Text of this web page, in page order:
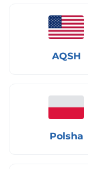
AQSH
Polsha